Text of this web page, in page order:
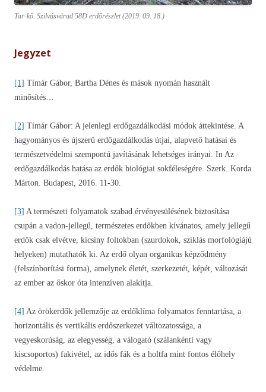
Tar-kő. Szilvásvárad 58D erdőrészlet (2019. 09. 18.)
Jegyzet
[1] Tímár Gábor, Bartha Dénes és mások nyomán használt
minősítés…
[2] Tímár Gábor: A jelenlegi erdőgazdálkodási módok áttekintése. A
hagyományos és újszerű erdőgazdálkodás útjai, alapvető hatásai és
természetvédelmi szempontú javításának lehetséges irányai. In Az
erdőgazdálkodás hatása az erdők biológiai sokféleségére. Szerk. Korda
Márton. Budapest, 2016. 11-30.
[3] A természeti folyamatok szabad érvényesülésének biztosítása
csupán a vadon-jellegű, természetes erdőkben kívánatos, amely jellegű
erdők csak elvétve, kicsiny foltokban (szurdokok, sziklás morfológiájú
helyeken) mutathatók ki. Az erdő olyan organikus képződmény
(felszínborítási forma), amelynek életét, szerkezetét, képét, változását
az ember az őskor óta intenzíven alakítja.
[4] Az örökerdők jellemzője az erdőklíma folyamatos fenntartása, a
horizontális és vertikális erdőszerkezet változatossága, a
vegyeskorúság, az elegyesség, a válogató (szálankénti vagy
kiscsoportos) fakivétel, az idős fák és a holtfa mint fontos élőhely
védelme.